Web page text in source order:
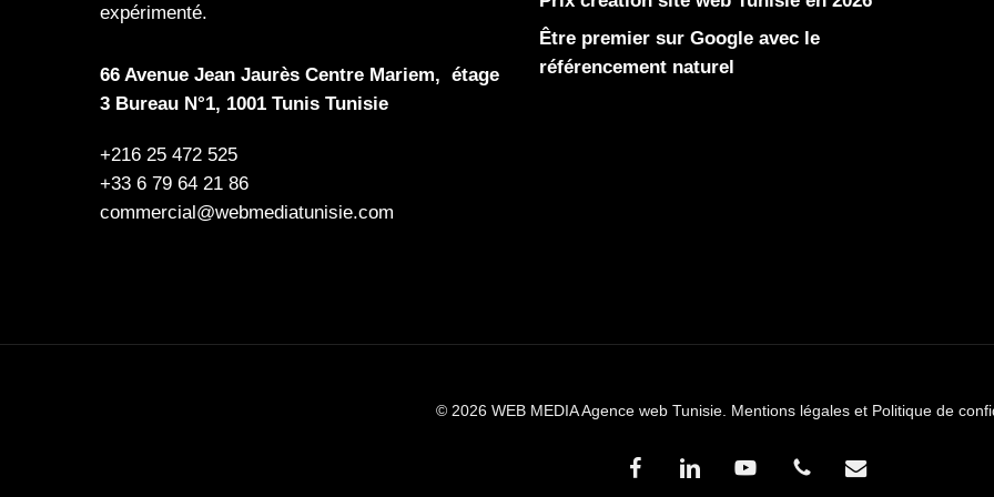
expérimenté.
66 Avenue Jean Jaurès Centre Mariem, étage
3 Bureau N°1, 1001 Tunis Tunisie
+216 25 472 525
+33 6 79 64 21 86
commercial@webmediatunisie.com
Être premier sur Google avec le
référencement naturel
© 2026 WEB MEDIA Agence web Tunisie. Mentions légales et Politique de
facebooklinkedin youtube phone email